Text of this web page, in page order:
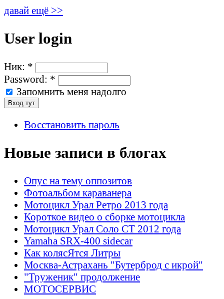
давай ещё >>
User login
Ник: *
Password: *
Запомнить меня надолго
Восстановить пароль
Новые записи в блогах
Опус на тему оппозитов
Фотоальбом караванера
Мотоцикл Урал Ретро 2013 года
Короткое видео о сборке мотоцикла
Мотоцикл Урал Соло СТ 2012 года
Yamaha SRX-400 sidecar
Как колясЯтся Литры
Москва-Астрахань "Бутерброд с икрой"
"Труженик" продолжение
МОТОСЕРВИС